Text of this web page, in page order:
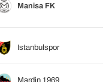
Manisa FK
Istanbulspor
Mardin 1969